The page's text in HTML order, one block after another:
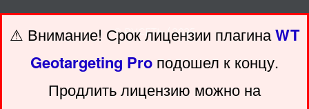
© РУСЕТЬ / 2025
⚠ Внимание! ️Срок лицензии плагинаWT
Geotargeting Pro подошел к концу.
Продлить лицензию можно на